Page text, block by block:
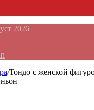
2026
/Тондо с женской